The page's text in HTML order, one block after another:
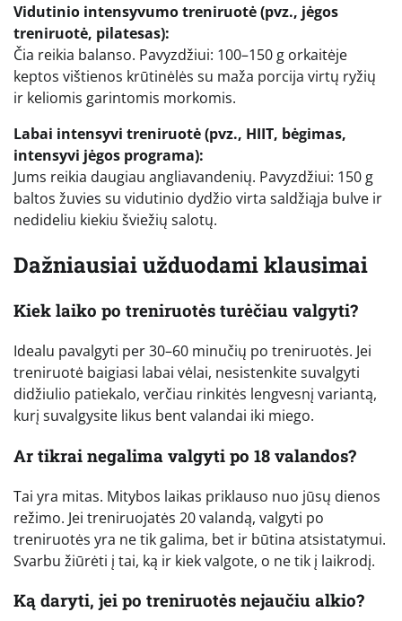
Vidutinio intensyvumo treniruotė (pvz., jėgos
treniruotė, pilatesas):
Čia reikia balanso. Pavyzdžiui: 100–150 g orkaitėje
keptos vištienos krūtinėlės su maža porcija virtų ryžių
ir keliomis garintomis morkomis.
Labai intensyvi treniruotė (pvz., HIIT, bėgimas,
intensyvi jėgos programa):
Jums reikia daugiau angliavandenių. Pavyzdžiui: 150 g
baltos žuvies su vidutinio dydžio virta saldžiąja bulve ir
nedideliu kiekiu šviežių salotų.
Dažniausiai užduodami klausimai
Kiek laiko po treniruotės turėčiau valgyti?
Idealu pavalgyti per 30–60 minučių po treniruotės. Jei
treniruotė baigiasi labai vėlai, nesistenkite suvalgyti
didžiulio patiekalo, verčiau rinkitės lengvesnį variantą,
kurį suvalgysite likus bent valandai iki miego.
Ar tikrai negalima valgyti po 18 valandos?
Tai yra mitas. Mitybos laikas priklauso nuo jūsų dienos
režimo. Jei treniruojatės 20 valandą, valgyti po
treniruotės yra ne tik galima, bet ir būtina atsistatymui.
Svarbu žiūrėti į tai, ką ir kiek valgote, o ne tik į laikrodį.
Ką daryti, jei po treniruotės nejaučiu alkio?